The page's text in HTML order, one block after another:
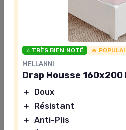
vous fournir une mine
durabilité du produit,
d'entretien. Opter pour une
aidera à minimiser les
choix soit le bon. Bonne
⭐ TRÈS BIEN NOTÉ 🔥
MELLANNI
Drap Housse 160x200
＋
Doux
＋
Résistant
＋ Anti-Plis